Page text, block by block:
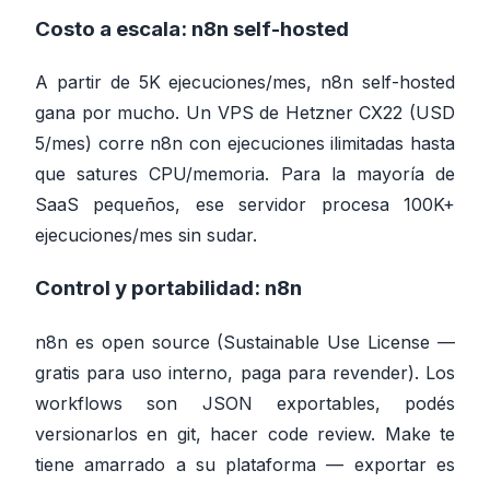
Costo a escala: n8n self-hosted
A partir de 5K ejecuciones/mes, n8n self-hosted
gana por mucho. Un VPS de Hetzner CX22 (USD
5/mes) corre n8n con ejecuciones ilimitadas hasta
que satures CPU/memoria. Para la mayoría de
SaaS pequeños, ese servidor procesa 100K+
ejecuciones/mes sin sudar.
Control y portabilidad: n8n
n8n es open source (Sustainable Use License —
gratis para uso interno, paga para revender). Los
workflows son JSON exportables, podés
versionarlos en git, hacer code review. Make te
tiene amarrado a su plataforma — exportar es